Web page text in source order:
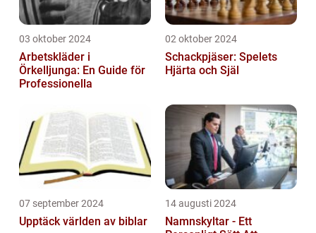
03 oktober 2024
Arbetskläder i
Örkelljunga: En Guide för
Professionella
02 oktober 2024
Schackpjäser: Spelets
Hjärta och Själ
07 september 2024
Upptäck världen av biblar
14 augusti 2024
Namnskyltar - Ett